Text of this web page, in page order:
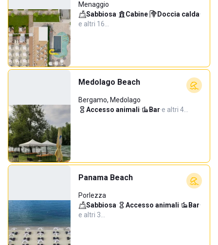
Menaggio
Sabbiosa· Cabine· Doccia calda·
e altri 16…
Medolago Beach
Bergamo, Medolago
Accesso animali· Bar·e altri 4…
Panama Beach
Porlezza
Sabbiosa· Accesso animali· Bar·
e altri 3…